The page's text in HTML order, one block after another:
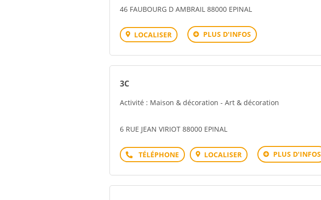
46 FAUBOURG D AMBRAIL 88000 EPINAL
LOCALISER PLUS D'INFOS
3C
Activité : Maison & décoration - Art & décoration
6 RUE JEAN VIRIOT 88000 EPINAL
Téléphone LOCALISER PLUS D'INFOS